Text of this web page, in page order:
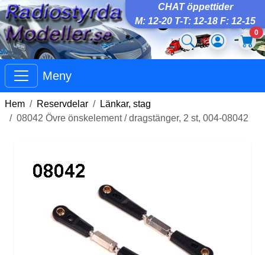
CHAT öppettider
M: 12-20 T-T: 12-18 F: 12-15
0
Meny
Hem Reservdelar
Länkar, stag
08042 Övre önskelement / dragstänger, 2 st, 004-08042